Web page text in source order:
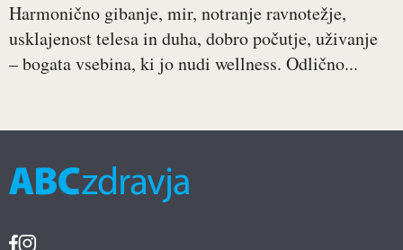
Harmonično gibanje, mir, notranje ravnotežje,
usklajenost telesa in duha, dobro počutje, uživanje
– bogata vsebina, ki jo nudi wellness. Odlično...